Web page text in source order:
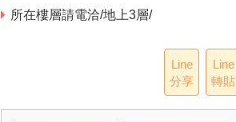
所在樓層請電洽/地上3層/
Line
分享
Line
轉貼